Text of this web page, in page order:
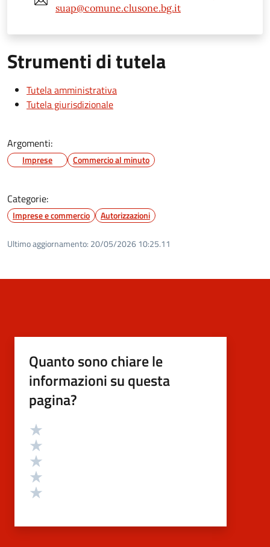
suap@comune.clusone.bg.it
Strumenti di tutela
Tutela amministrativa
Tutela giurisdizionale
Argomenti:
Imprese Commercio al minuto
Categorie:
Imprese e commercio Autorizzazioni
Ultimo aggiornamento: 20/05/2026 10:25.11
Quanto sono chiare le
informazioni su questa
pagina?
Valutazione